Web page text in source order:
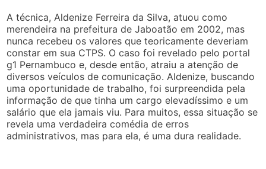
A técnica, Aldenize Ferreira da Silva, atuou como
merendeira na prefeitura de Jaboatão em 2002, mas
nunca recebeu os valores que teoricamente deveriam
constar em sua CTPS. O caso foi revelado pelo portal
g1 Pernambuco e, desde então, atraiu a atenção de
diversos veículos de comunicação. Aldenize, buscando
uma oportunidade de trabalho, foi surpreendida pela
informação de que tinha um cargo elevadíssimo e um
salário que ela jamais viu. Para muitos, essa situação se
revela uma verdadeira comédia de erros
administrativos, mas para ela, é uma dura realidade.